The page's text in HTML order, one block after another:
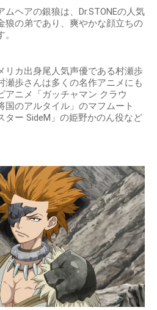
ヘアの銀狼は、Dr.STONEの人気
狼の弟であり、爽やかな顔立ちの
リカ出身尾人気声優である村瀬歩
瀬歩さんは多くの名作アニメにも
アニメ「ガッチャマン クラウ
国のアルタイル」のマフムート
ター SideM」の姫野かのん役など